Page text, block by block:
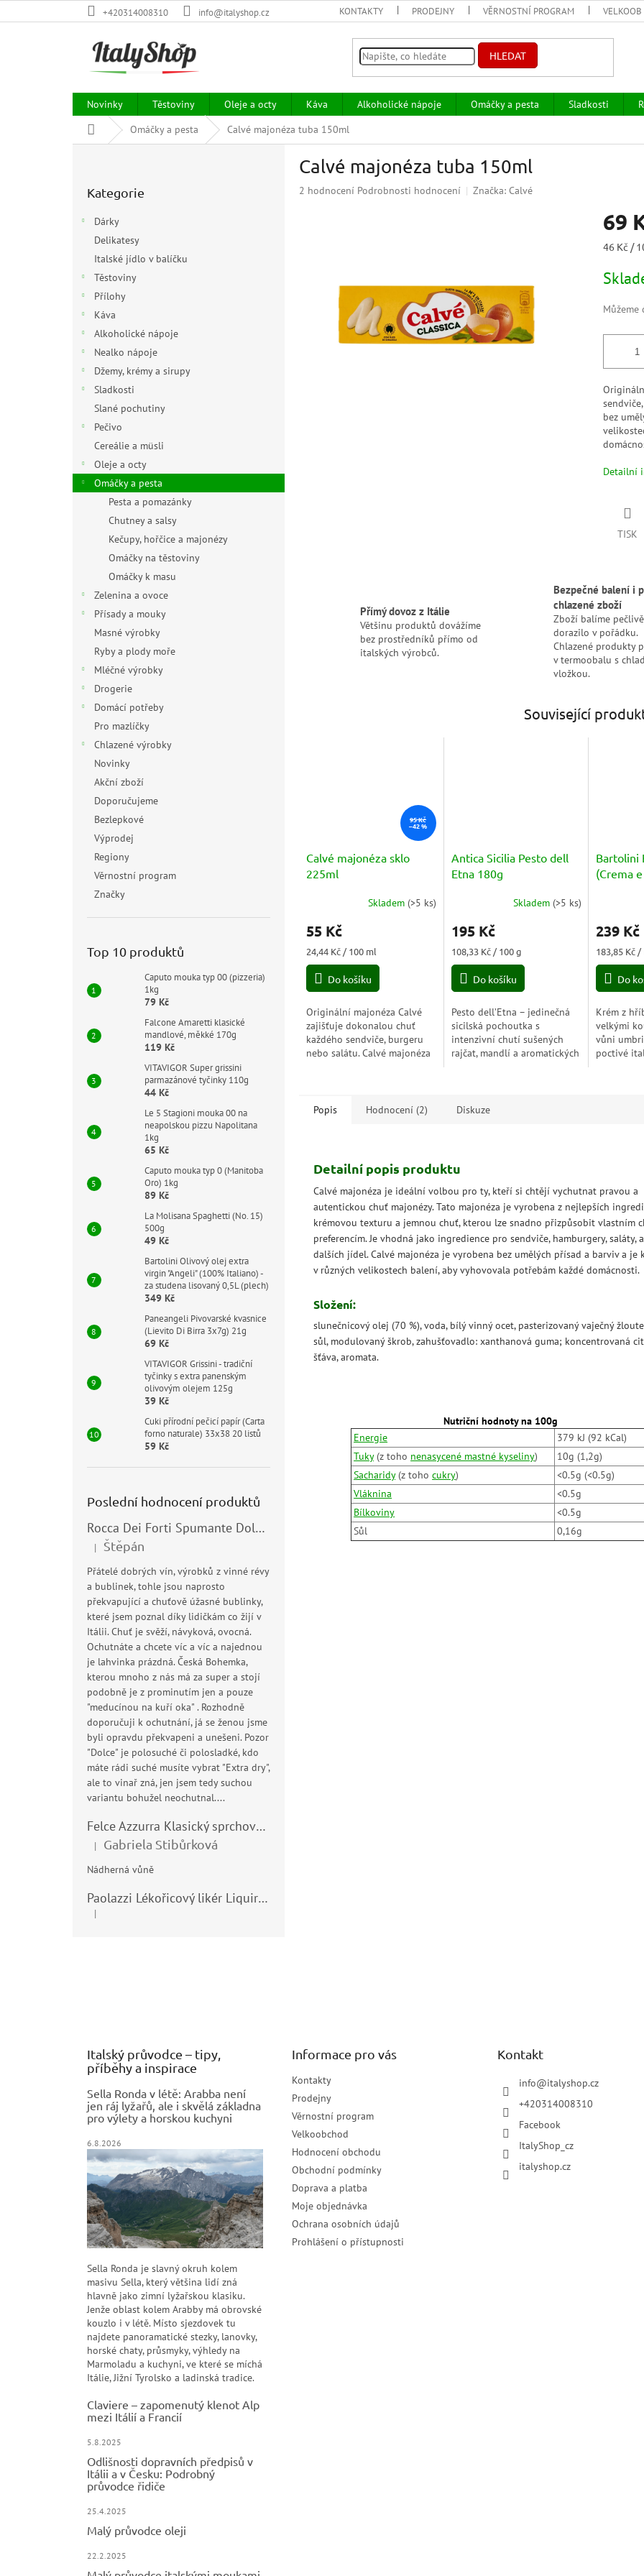
na
+420314008310 info@italyshop.cz KONTAKTY PRODEJNY VĚRNOSTNÍ PROGRAM
HLEDAT
Novinky Těstoviny Oleje a octy Káva Alkoholické nápoje Omáčky a pesta Sladkosti
Domů Omáčky a pesta Calvé majonéza tuba 150ml
kategorie
Kategorie
Dárky
Delikatesy
Italské jídlo v balíčku
Těstoviny
Přílohy
Káva
Alkoholické nápoje
Nealko nápoje
Džemy, krémy a sirupy
Sladkosti
Slané pochutiny
Pečivo
Cereálie a müsli
Oleje a octy
Omáčky a pesta
Pesta a pomazánky
Chutney a salsy
Kečupy, hořčice a majonézy
Omáčky na těstoviny
Omáčky k masu
Zelenina a ovoce
Přísady a mouky
Masné výrobky
Ryby a plody moře
Mléčné výrobky
Drogerie
Domácí potřeby
Pro mazlíčky
Chlazené výrobky
Novinky
Akční zboží
Doporučujeme
Bezlepkové
Výprodej
Regiony
Věrnostní program
Značky
Top 10 produktů
Caputo mouka typ 00 (pizzeria)
1kg
79 Kč
Falcone Amaretti klasické
mandlové, měkké 170g
119 Kč
VITAVIGOR Super grissini
parmazánové tyčinky 110g
44 Kč
Le 5 Stagioni mouka 00 na
neapolskou pizzu Napolitana
1kg
65 Kč
Caputo mouka typ 0 (Manitoba
Oro) 1kg
89 Kč
La Molisana Spaghetti (No. 15)
500g
49 Kč
Bartolini Olivový olej extra
virgin "Angeli" (100% Italiano) -
za studena lisovaný 0,5L (plech)
349 Kč
Paneangeli Pivovarské kvasnice
(Lievito Di Birra 3x7g) 21g
69 Kč
VITAVIGOR Grissini - tradiční
tyčinky s extra panenským
olivovým olejem 125g
39 Kč
Cuki přírodní pečicí papír (Carta
forno naturale) 33x38 20 listů
59 Kč
Poslední hodnocení produktů
Rocca Dei Forti Spumante Dolce 11,5% 0,75l
Hodnocení produktu je 5 z 5 hvězdiček.
| Štěpán
Přátelé dobrých vín, výrobků z vinné révy
a bublinek, tohle jsou naprosto
překvapující a chuťově úžasné bublinky,
které jsem poznal díky lidičkám co žijí v
Itálii. Chuť je svěží, návyková, ovocná.
Ochutnáte a chcete víc a víc a najednou
je lahvinka prázdná. Česká Bohemka,
kterou mnoho z nás má za super a stojí
podobně je z prominutím jen a pouze
"meducínou na kuří oka" . Rozhodně
doporučuji k ochutnání, já se ženou jsme
byli opravdu překvapeni a unešeni. Pozor
"Dolce" je polosuché či polosladké, kdo
máte rádi suché musíte vybrat "Extra dry",
ale to vinař zná, jen jsem tedy suchou
variantu bohužel neochutnal....
Felce Azzurra Klasický sprchový gel - doccia gel 400ml
Hodnocení produktu je 5 z 5 hvězdiček.
| Gabriela Stibůrková
Nádherná vůně
Paolazzi Lékořicový likér Liquirizia 24% 0,7L
Hodnocení produktu je 5 z 5 hvězdiček.
|
Calvé majonéza tuba 150ml
Průměrné
hvězdiček.
2 hodnocení Podrobnosti hodnocení Značka: Calvé
69
Měrná
46 Kč /
bez
Detailní
TISK
Přímý dovoz z Itálie
Většinu produktů dovážíme
bez prostředníků přímo od
italských výrobců.
Bezpečné balení i
chlazené zboží
Zboží balíme
dorazilo v pořádku.
Chlazené produkty
v termoobalu s
vložkou.
Související
95 Kč
–42 %
Calvé majonéza sklo
225ml
produktu
5,0
5
Skladem (>5 ks)
55 Kč
Měrná
cena:
24,44 Kč / 100 ml
Do košíku
Originální majonéza Calvé
zajišťuje dokonalou chuť
každého sendviče, burgeru
nebo salátu. Calvé majonéza
Antica Sicilia Pesto dell
Etna 180g
produktu
5,0
5
Skladem (>5 ks)
195 Kč
Měrná
cena:
108,33 Kč / 100 g
Do košíku
Pesto dell’Etna – jedinečná
sicilská pochoutka s
intenzivní chutí sušených
rajčat, mandlí a aromatických
Bartolini
(Crema
239 Kč
Měrná
cena:
183,85 Kč /
Do
Krém z
velkými
vůni
poctivé
Popis
Hodnocení (2) Diskuze
Detailní popis produktu
Calvé majonéza je ideální volbou pro ty, kteří si chtějí vychutnat pravou a
autentickou chuť majonézy. Tato majonéza je vyrobena z nejlepších
krémovou texturu a jemnou chuť, kterou lze snadno přizpůsobit vlastním
preferencím. Je vhodná jako ingredience pro sendviče, hamburgery, saláty,
dalších jídel. Calvé majonéza je vyrobena bez umělých přísad a barviv a je
v různých velikostech balení, aby vyhovovala potřebám každé domácnosti.
Složení:
slunečnicový olej (70 %), voda, bílý vinný ocet, pasterizovaný vaječný
sůl, modulovaný škrob, zahušťovadlo: xanthanová guma; koncentrovaná
šťáva, aromata.
Nutriční hodnoty na 100g
Energie
379 kJ (92 kCal)
Tuky(z toho nenasycené mastné kyseliny)
10g (1,2g)
Sacharidy(z tohocukry)
<0.5g (<0.5g)
Vláknina
<0.5g
Bílkoviny
<0.5g
Sůl
0,16g
Italský průvodce – tipy,
příběhy a inspirace
Sella Ronda v létě: Arabba není
jen ráj lyžařů, ale i skvělá základna
pro výlety a horskou kuchyni
6.8.2026
Sella Ronda je slavný okruh kolem
masivu Sella, který většina lidí zná
hlavně jako zimní lyžařskou klasiku.
Jenže oblast kolem Arabby má obrovské
kouzlo i v létě. Místo sjezdovek tu
najdete panoramatické stezky, lanovky,
horské chaty, průsmyky, výhledy na
Marmoladu a kuchyni, ve které se míchá
Itálie, Jižní Tyrolsko a ladinská tradice.
Claviere – zapomenutý klenot Alp
mezi Itálií a Francií
5.8.2025
Odlišnosti dopravních předpisů v
Itálii a v Česku: Podrobný
průvodce řidiče
25.4.2025
Malý průvodce oleji
22.2.2025
Informace pro vás
Kontakty
Prodejny
Věrnostní program
Velkoobchod
Hodnocení obchodu
Obchodní podmínky
Doprava a platba
Moje objednávka
Ochrana osobních údajů
Prohlášení o přístupnosti
Kontakt
info@italyshop.cz
+420314008310
Facebook
ItalyShop_cz
italyshop.cz